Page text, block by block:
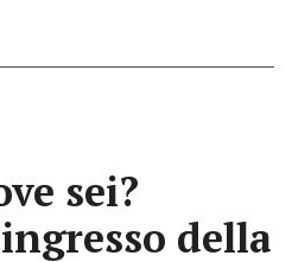
sei?
della